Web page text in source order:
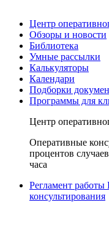
Центр
Обзоры и новости
Библиотека
Умные рассылки
Калькуляторы
Календари
Подборки
Программы для
Центр
Оперативные
процентов
часа
Регламент работы
консультирования